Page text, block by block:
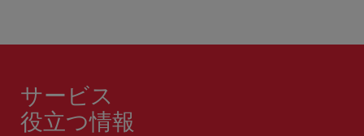
サービス
役立つ情報